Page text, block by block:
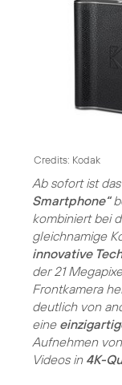
Credits: Kodak
Ab sofort ist
Smartphone“
kombiniert bei
gleichnamige
innovative
der 21
Frontkamera
deutlich von
eine
Aufnehmen
Videos in 4K-